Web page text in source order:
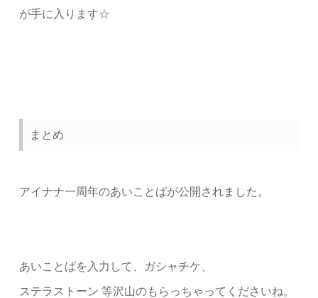
が手に入ります☆
まとめ
アイナナ一周年のあいことばが公開されました。
あいことばを入力して、ガシャチケ、
ステラストーン 等沢山のもらっちゃってくださいね。